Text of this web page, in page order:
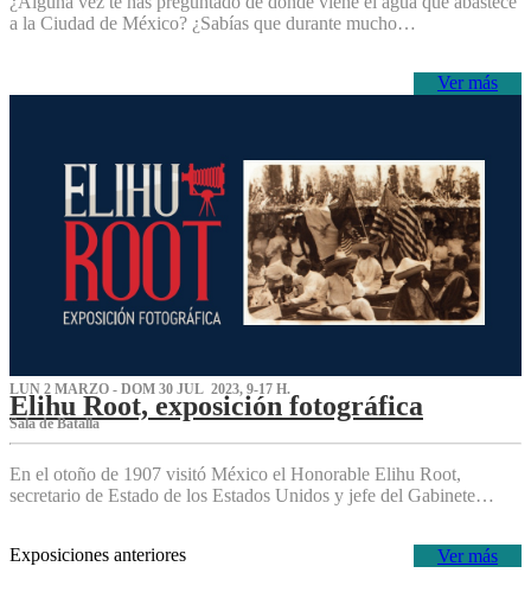
a la Ciudad de México? ¿Sabías que durante mucho…
Ver más
LUN 2 MARZO - DOM 30 JUL 2023, 9-17 H.
Elihu Root, exposición fotográfica
Sala de Batalla
En el otoño de 1907 visitó México el Honorable Elihu Root,
secretario de Estado de los Estados Unidos y jefe del Gabinete…
Ver más
Exposiciones anteriores